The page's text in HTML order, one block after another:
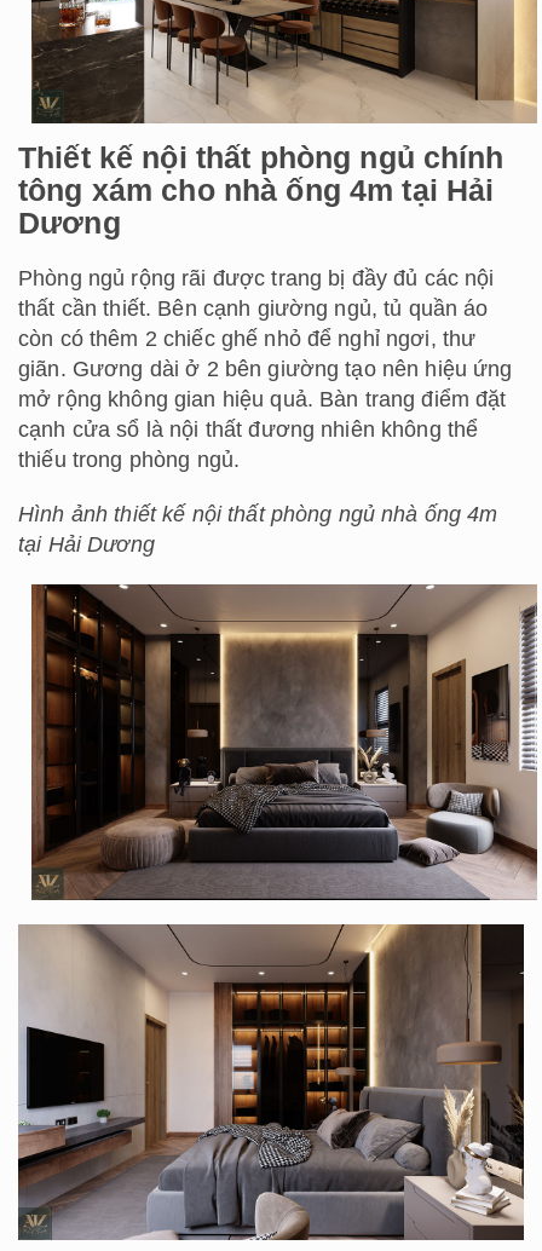
Thiết kế nội thất phòng ngủ chính
tông xám cho nhà ống 4m tại Hải
Dương
Phòng ngủ rộng rãi được trang bị đầy đủ các nội
thất cần thiết. Bên cạnh giường ngủ, tủ quần áo
còn có thêm 2 chiếc ghế nhỏ để nghỉ ngơi, thư
giãn. Gương dài ở 2 bên giường tạo nên hiệu ứng
mở rộng không gian hiệu quả. Bàn trang điểm đặt
cạnh cửa sổ là nội thất đương nhiên không thể
thiếu trong phòng ngủ.
Hình ảnh thiết kế nội thất phòng ngủ nhà ống 4m
tại Hải Dương